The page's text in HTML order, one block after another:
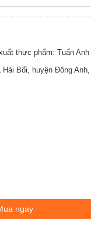
thực phẩm: Tuấn Anh
Bối, huyện Đông